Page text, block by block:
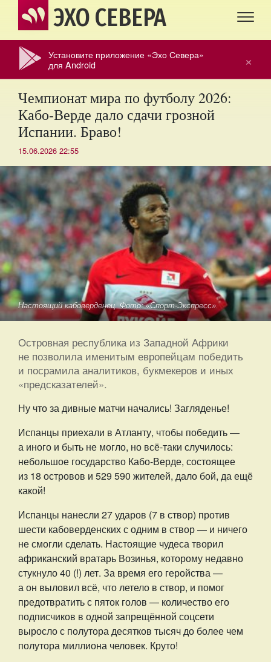
ЭХО СЕВЕРА
×
Установите приложение «Эхо Севера»
для Android
Чемпионат мира по футболу 2026:
Кабо-Верде дало сдачи грозной
Испании. Браво!
15.06.2026 22:55
Настоящий кабоверденец. Фото: «Спорт-Экспресс».
Островная республика из Западной Африки
не позволила именитым европейцам победить
и посрамила аналитиков, букмекеров и иных
«предсказателей».
Ну что за дивные матчи начались! Загляденье!
Испанцы приехали в Атланту, чтобы победить —
а иного и быть не могло, но всё-таки случилось:
небольшое государство Кабо-Верде, состоящее
из 18 островов и 529 590 жителей, дало бой, да ещё
какой!
Испанцы нанесли 27 ударов (7 в створ) против
шести кабоверденских с одним в створ — и ничего
не смогли сделать. Настоящие чудеса творил
африканский вратарь Возинья, которому недавно
стукнуло 40 (!) лет. За время его геройства —
а он выловил всё, что летело в створ, и помог
предотвратить с пяток голов — количество его
подписчиков в одной запрещённой соцсети
выросло с полутора десятков тысяч до более чем
полутора миллиона человек. Круто!